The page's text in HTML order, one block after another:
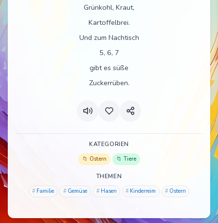
Grünkohl, Kraut,
Kartoffelbrei.
Und zum Nachtisch
5, 6, 7
gibt es süße
Zuckerrüben.
KATEGORIEN
Ostern Tiere
THEMEN
Familie Gemüse Hasen Kinderreim Ostern